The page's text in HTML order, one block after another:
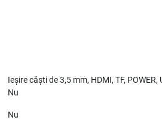
Ieșire căști de 3,5 mm, HDMI, TF, POWER,
Nu
Nu